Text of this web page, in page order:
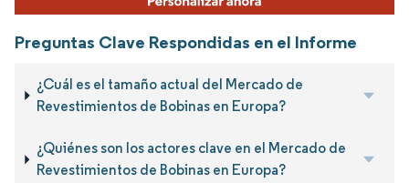
Preguntas Clave Respondidas en el Informe
¿Cuál es el tamaño actual del Mercado de
Revestimientos de Bobinas en Europa?
¿Quiénes son los actores clave en el Mercado de
Revestimientos de Bobinas en Europa?